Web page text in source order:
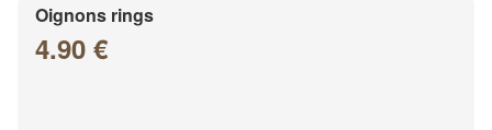
Oignons rings
4.90 €